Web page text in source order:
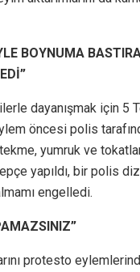
BOYNUMA
dayanışmak için 5
öncesi polis
yumruk ve
yapıldı, bir polis
engelledi.
protesto